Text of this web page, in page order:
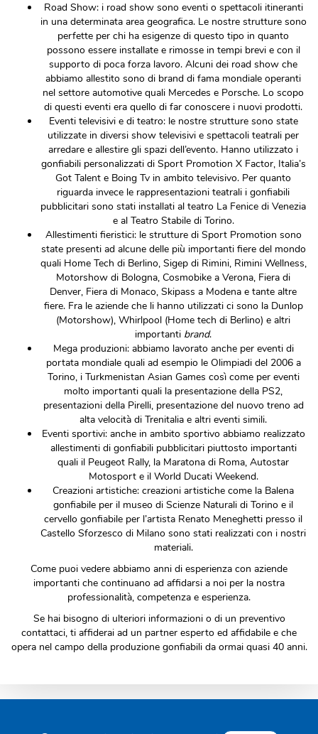
Road Show: i road show sono eventi o spettacoli itineranti
in una determinata area geografica. Le nostre strutture sono
perfette per chi ha esigenze di questo tipo in quanto
possono essere installate e rimosse in tempi brevi e con il
supporto di poca forza lavoro. Alcuni dei road show che
abbiamo allestito sono di brand di fama mondiale operanti
nel settore automotive quali Mercedes e Porsche. Lo scopo
di questi eventi era quello di far conoscere i nuovi prodotti.
Eventi televisivi e di teatro: le nostre strutture sono state
utilizzate in diversi show televisivi e spettacoli teatrali per
arredare e allestire gli spazi dell’evento. Hanno utilizzato i
gonfiabili personalizzati di Sport Promotion X Factor, Italia’s
Got Talent e Boing Tv in ambito televisivo. Per quanto
riguarda invece le rappresentazioni teatrali i gonfiabili
pubblicitari sono stati installati al teatro La Fenice di Venezia
e al Teatro Stabile di Torino.
Allestimenti fieristici: le strutture di Sport Promotion sono
state presenti ad alcune delle più importanti fiere del mondo
quali Home Tech di Berlino, Sigep di Rimini, Rimini Wellness,
Motorshow di Bologna, Cosmobike a Verona, Fiera di
Denver, Fiera di Monaco, Skipass a Modena e tante altre
fiere. Fra le aziende che li hanno utilizzati ci sono la Dunlop
(Motorshow), Whirlpool (Home tech di Berlino) e altri
importanti brand.
Mega produzioni: abbiamo lavorato anche per eventi di
portata mondiale quali ad esempio le Olimpiadi del 2006 a
Torino, i Turkmenistan Asian Games così come per eventi
molto importanti quali la presentazione della PS2,
presentazioni della Pirelli, presentazione del nuovo treno ad
alta velocità di Trenitalia e altri eventi simili.
Eventi sportivi: anche in ambito sportivo abbiamo realizzato
allestimenti di gonfiabili pubblicitari piuttosto importanti
quali il Peugeot Rally, la Maratona di Roma, Autostar
Motosport e il World Ducati Weekend.
Creazioni artistiche: creazioni artistiche come la Balena
gonfiabile per il museo di Scienze Naturali di Torino e il
cervello gonfiabile per l’artista Renato Meneghetti presso il
Castello Sforzesco di Milano sono stati realizzati con i nostri
materiali.
Come puoi vedere abbiamo anni di esperienza con aziende
importanti che continuano ad affidarsi a noi per la nostra
professionalità, competenza e esperienza.
Se hai bisogno di ulteriori informazioni o di un preventivo
contattaci, ti affiderai ad un partner esperto ed affidabile e che
opera nel campo della produzione gonfiabili da ormai quasi 40 anni.